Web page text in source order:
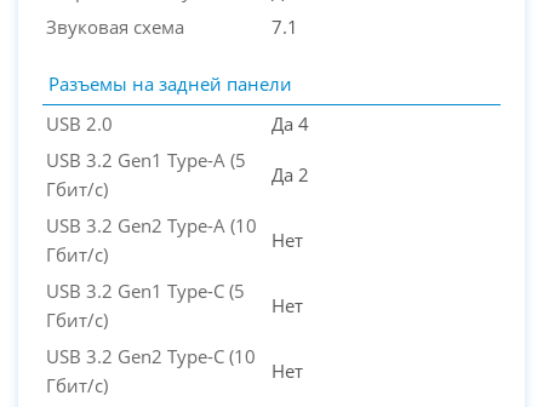
Звуковая схема
7.1
Разъемы на задней панели
USB 2.0
Да 4
USB 3.2 Gen1 Type-A (5
Гбит/с)
Да 2
USB 3.2 Gen2 Type-A (10
Гбит/с)
Нет
USB 3.2 Gen1 Type-C (5
Гбит/с)
Нет
USB 3.2 Gen2 Type-C (10
Гбит/с)
Нет